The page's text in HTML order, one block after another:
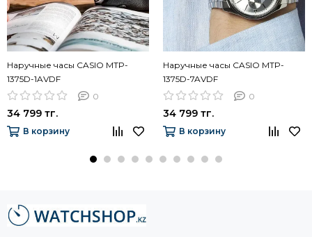
Наручные часы CASIO MTP-
1375D-1AVDF
0
34 799 тг.
В корзину
Наручные часы CASIO MTP-
1375D-7AVDF
0
34 799 тг.
В корзину